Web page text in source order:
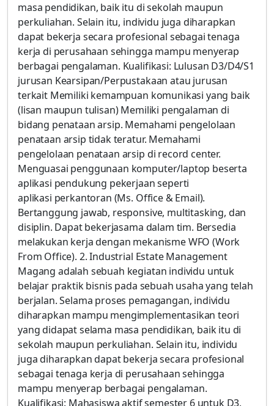
masa pendidikan, baik itu di sekolah maupun
perkuliahan. Selain itu, individu juga diharapkan
dapat bekerja secara profesional sebagai tenaga
kerja di perusahaan sehingga mampu menyerap
berbagai pengalaman. Kualifikasi: Lulusan D3/D4/S1
jurusan Kearsipan/Perpustakaan atau jurusan
terkait Memiliki kemampuan komunikasi yang baik
(lisan maupun tulisan) Memiliki pengalaman di
bidang penataan arsip. Memahami pengelolaan
penataan arsip tidak teratur. Memahami
pengelolaan penataan arsip di record center.
Menguasai penggunaan komputer/laptop beserta
aplikasi pendukung pekerjaan seperti
aplikasi perkantoran (Ms. Office & Email).
Bertanggung jawab, responsive, multitasking, dan
disiplin. Dapat bekerjasama dalam tim. Bersedia
melakukan kerja dengan mekanisme WFO (Work
From Office). 2. Industrial Estate Management
Magang adalah sebuah kegiatan individu untuk
belajar praktik bisnis pada sebuah usaha yang telah
berjalan. Selama proses pemagangan, individu
diharapkan mampu mengimplementasikan teori
yang didapat selama masa pendidikan, baik itu di
sekolah maupun perkuliahan. Selain itu, individu
juga diharapkan dapat bekerja secara profesional
sebagai tenaga kerja di perusahaan sehingga
mampu menyerap berbagai pengalaman.
Kualifikasi: Mahasiswa aktif semester 6 untuk D3,